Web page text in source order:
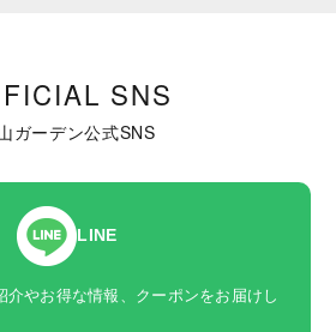
SNS
ガーデン公式SNS
LINE
介やお得な情報、クーポンをお届けし